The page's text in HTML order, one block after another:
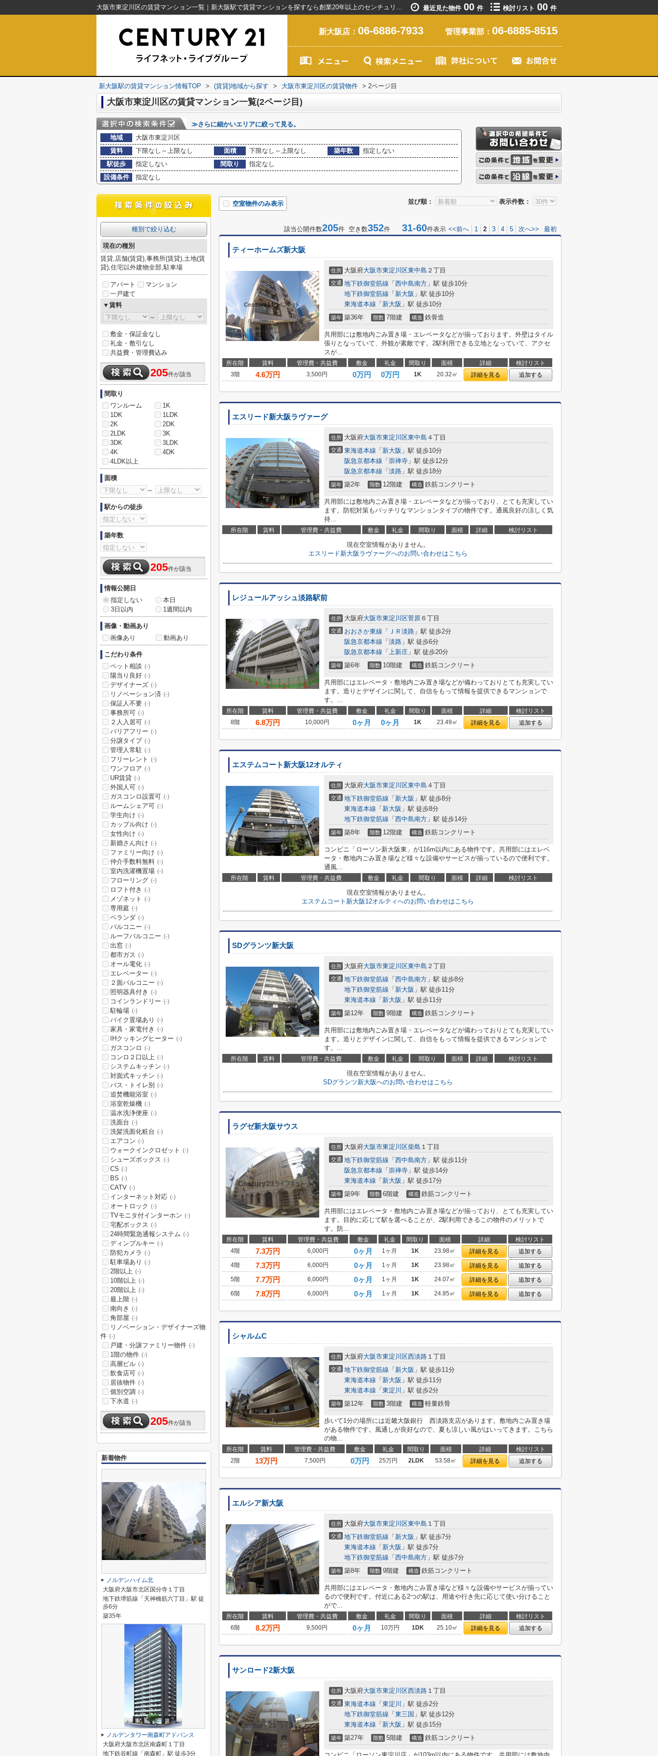
大阪市東淀川区の賃貸マンション一覧｜新大阪駅で賃貸マンションを探すなら創業20年以上のセンチュリー21ライフネット・ライブグループ(2ページ目) 最近見た物件 00 件 検討リスト 00 件
新大阪店： 06-6886-7933 管理事業部： 06-6885-8515
新大阪駅の賃貸マンション情報TOP > (賃貸)地域から探す > 大阪市東淀川区の賃貸物件 > 2ページ目
大阪市東淀川区の賃貸マンション一覧(2ページ目)
≫さらに細かいエリアに絞って見る。
地域
大阪市東淀川区
賃料
下限なし～上限なし 面積 下限なし～上限なし 築年数
指定しない
駅徒歩
指定しない 間取り
指定なし
設備条件
指定なし
並び順： 表示件数：
空室物件のみ表示
該当公開件数205件 空き数352件 31-60件表示 <<前へ 1 2 3 4 5 次へ>> 最初
ティーホームズ新大阪
住所 大阪府大阪市東淀川区東中島 ２丁目
交通 地下鉄御堂筋線 「 西中島南方 」駅 徒歩10分
地下鉄御堂筋線 「 新大阪 」駅 徒歩10分
東海道本線 「 新大阪 」駅 徒歩10分
築年 築36年 階数 7階建 構造 鉄骨造
共用部には敷地内ごみ置き場・エレベータなどが揃っております。外壁はタイル
張りとなっていて、外観が素敵です。2駅利用できる立地となっていて、アクセ
スが...
所在階 賃料 管理費・共益費 敷金 礼金 間取り 面積 詳細
検討リスト
3階
4.6万円 3,500円 0万円 0万円 1K 20.32㎡ 詳細を見る 追加する
エスリード新大阪ラヴァーグ
住所 大阪府大阪市東淀川区東中島 ４丁目
交通 東海道本線 「 新大阪 」駅 徒歩10分
阪急京都本線 「 崇禅寺 」駅 徒歩12分
阪急京都本線 「 淡路 」駅 徒歩18分
築年 築2年 階数 12階建 構造 鉄筋コンクリート
共用部には敷地内ごみ置き場・エレベータなどが揃っており、とても充実してい
ます。防犯対策もバッチリなマンションタイプの物件です。通風良好の涼しく気
持...
所在階 賃料 管理費・共益費 敷金 礼金 間取り 面積 詳細 検討リスト
現在空室情報がありません。
エスリード新大阪ラヴァーグへのお問い合わせはこちら
レジュールアッシュ淡路駅前
住所 大阪府大阪市東淀川区菅原 ６丁目
交通 おおさか東線 「 ＪＲ淡路 」駅 徒歩2分
阪急京都本線 「 淡路 」駅 徒歩6分
阪急京都本線 「 上新庄 」駅 徒歩20分
築年 築6年 階数 10階建 構造 鉄筋コンクリート
共用部にはエレベータ・敷地内ごみ置き場などが備わっておりとても充実してい
ます。造りとデザインに関して、自信をもって情報を提供できるマンションで
す。...
所在階 賃料 管理費・共益費 敷金 礼金 間取り 面積 詳細
検討リスト
8階
6.8万円 10,000円 0ヶ月 0ヶ月 1K 23.49㎡ 詳細を見る 追加する
エステムコート新大阪12オルティ
住所 大阪府大阪市東淀川区東中島 ４丁目
交通 地下鉄御堂筋線 「 新大阪 」駅 徒歩8分
東海道本線 「 新大阪 」駅 徒歩8分
地下鉄御堂筋線 「 西中島南方 」駅 徒歩14分
築年 築8年 階数 12階建 構造 鉄筋コンクリート
コンビニ「ローソン新大阪東」が116m以内にある物件です。共用部にはエレベ
ータ・敷地内ごみ置き場など様々な設備やサービスが揃っているので便利です。
通風...
所在階 賃料 管理費・共益費 敷金 礼金 間取り 面積 詳細 検討リスト
現在空室情報がありません。
エステムコート新大阪12オルティへのお問い合わせはこちら
SDグランツ新大阪
住所 大阪府大阪市東淀川区東中島 ２丁目
交通 地下鉄御堂筋線 「 西中島南方 」駅 徒歩8分
地下鉄御堂筋線 「 新大阪 」駅 徒歩11分
東海道本線 「 新大阪 」駅 徒歩11分
築年 築12年 階数 9階建 構造 鉄筋コンクリート
共用部には敷地内ごみ置き場・エレベータなどが備わっておりとても充実してい
ます。造りとデザインに関して、自信をもって情報を提供できるマンションで
す。...
所在階 賃料 管理費・共益費 敷金 礼金 間取り 面積 詳細 検討リスト
現在空室情報がありません。
SDグランツ新大阪へのお問い合わせはこちら
ラグゼ新大阪サウス
住所 大阪府大阪市東淀川区柴島 １丁目
交通 地下鉄御堂筋線 「 西中島南方 」駅 徒歩11分
阪急京都本線 「 崇禅寺 」駅 徒歩14分
東海道本線 「 新大阪 」駅 徒歩17分
築年 築9年 階数 6階建 構造 鉄筋コンクリート
共用部にはエレベータ・敷地内ごみ置き場などが揃っており、とても充実してい
ます。目的に応じて駅を選べることが、2駅利用できるこの物件のメリットで
す。防...
所在階 賃料 管理費・共益費 敷金 礼金 間取り 面積 詳細
検討リスト
4階
7.3万円 6,000円 0ヶ月 1ヶ月 1K 23.98㎡ 詳細を見る
追加する
4階
7.3万円 6,000円 0ヶ月 1ヶ月 1K 23.98㎡ 詳細を見る
追加する
5階
7.7万円 6,000円 0ヶ月 1ヶ月 1K 24.07㎡ 詳細を見る
追加する
6階
7.8万円 6,000円 0ヶ月 1ヶ月 1K 24.85㎡ 詳細を見る 追加する
シャルムC
住所 大阪府大阪市東淀川区西淡路 １丁目
交通 地下鉄御堂筋線 「 新大阪 」駅 徒歩11分
東海道本線 「 新大阪 」駅 徒歩11分
東海道本線 「 東淀川 」駅 徒歩2分
築年 築12年 階数 3階建 構造 軽量鉄骨
歩いて1分の場所には近畿大阪銀行 西淡路支店があります。敷地内ごみ置き場
がある物件です。風通しが良好なので、夏も涼しい風がはいってきます。こちら
の物...
所在階 賃料 管理費・共益費 敷金 礼金 間取り 面積 詳細
検討リスト
2階
13万円 7,500円 0万円 25万円 2LDK 53.58㎡ 詳細を見る 追加する
エルシア新大阪
住所 大阪府大阪市東淀川区東中島 １丁目
交通 地下鉄御堂筋線 「 新大阪 」駅 徒歩7分
東海道本線 「 新大阪 」駅 徒歩7分
地下鉄御堂筋線 「 西中島南方 」駅 徒歩7分
築年 築8年 階数 9階建 構造 鉄筋コンクリート
共用部にはエレベータ・敷地内ごみ置き場など様々な設備やサービスが揃ってい
るので便利です。付近にある2つの駅は、用途や行き先に応じて使い分けること
がで...
所在階 賃料 管理費・共益費 敷金 礼金 間取り 面積 詳細
検討リスト
6階
8.2万円 9,500円 0ヶ月 10万円 1DK 25.10㎡ 詳細を見る 追加する
サンロード2新大阪
住所 大阪府大阪市東淀川区西淡路 １丁目
交通 東海道本線 「 東淀川 」駅 徒歩2分
地下鉄御堂筋線 「 東三国 」駅 徒歩12分
東海道本線 「 新大阪 」駅 徒歩15分
築年 築27年 階数 5階建 構造 鉄筋コンクリート
種別で絞り込む
現在の種別
賃貸,店舗(賃貸),事務所(賃貸),土地(賃
貸),住宅以外建物全部,駐車場
アパート
マンション
一戸建て
▼賃料
～
敷金・保証金なし
礼金・敷引なし
共益費・管理費込み
205件が該当
間取り
ワンルーム
1K
1DK
1LDK
2K
2DK
2LDK
3K
3DK
3LDK
4K
4DK
4LDK以上
面積
～
駅からの徒歩
築年数
205件が該当
情報公開日
指定しない
本日
3日以内
1週間以内
画像・動画あり
画像あり
動画あり
こだわり条件
ペット相談 (-)
陽当り良好 (-)
デザイナーズ (-)
リノベーション済 (-)
保証人不要 (-)
事務所可 (-)
２人入居可 (-)
バリアフリー (-)
分譲タイプ (-)
管理人常駐 (-)
フリーレント (-)
ワンフロア (-)
UR賃貸 (-)
外国人可 (-)
ガスコンロ設置可 (-)
ルームシェア可 (-)
学生向け (-)
カップル向け (-)
女性向け (-)
新婚さん向け (-)
ファミリー向け (-)
仲介手数料無料 (-)
室内洗濯機置場 (-)
フローリング (-)
ロフト付き (-)
メゾネット (-)
専用庭 (-)
ベランダ (-)
バルコニー (-)
ルーフバルコニー (-)
出窓 (-)
都市ガス (-)
オール電化 (-)
エレベーター (-)
２面バルコニー (-)
照明器具付き (-)
コインランドリー (-)
駐輪場 (-)
バイク置場あり (-)
家具・家電付き (-)
IHクッキングヒーター (-)
ガスコンロ (-)
コンロ２口以上 (-)
システムキッチン (-)
対面式キッチン (-)
バス・トイレ別 (-)
追焚機能浴室 (-)
浴室乾燥機 (-)
温水洗浄便座 (-)
洗面台 (-)
洗髪洗面化粧台 (-)
エアコン (-)
ウォークインクロゼット (-)
シューズボックス (-)
CS (-)
BS (-)
CATV (-)
インターネット対応 (-)
オートロック (-)
TVモニタ付インターホン (-)
宅配ボックス (-)
24時間緊急通報システム (-)
ディンプルキー (-)
防犯カメラ (-)
駐車場あり (-)
2階以上 (-)
10階以上 (-)
20階以上 (-)
最上階 (-)
南向き (-)
角部屋 (-)
リノベーション・デザイナーズ物
件 (-)
戸建・分譲ファミリー物件 (-)
1階の物件 (-)
高層ビル (-)
飲食店可 (-)
居抜物件 (-)
個別空調 (-)
下水道 (-)
205件が該当
新着物件
ノルデンハイム北
大阪府大阪市北区国分寺１丁目
地下鉄堺筋線「天神橋筋六丁目」駅 徒
歩6分
築35年
ノルデンタワー南森町アドバンス
大阪府大阪市北区南森町１丁目
地下鉄谷町線「南森町」駅 徒歩3分